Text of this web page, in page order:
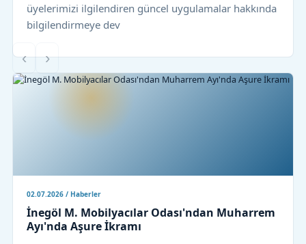
üyelerimizi ilgilendiren güncel uygulamalar hakkında
bilgilendirmeye dev
02.07.2026 / Haberler
İnegöl M. Mobilyacılar Odası'ndan Muharrem
Ayı'nda Aşure İkramı
‹ ›